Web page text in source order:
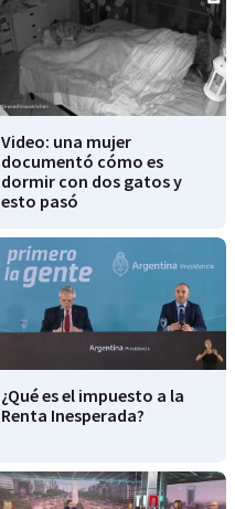
Video: una mujer
documentó cómo es
dormir con dos gatos y
esto pasó
¿Qué es el impuesto a la
Renta Inesperada?